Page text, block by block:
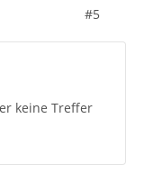
#5
keine Treffer